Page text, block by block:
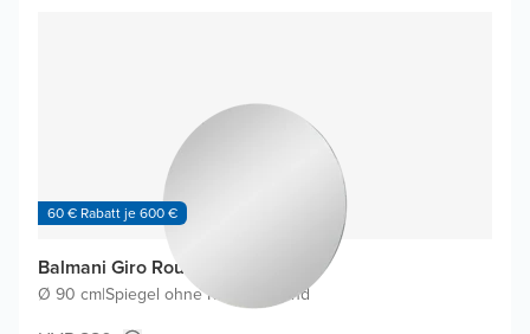
60 € Rabatt je 600 €
Balmani Giro Round Badspiegel
Ø 90 cm|Spiegel ohne Rahmen Rund